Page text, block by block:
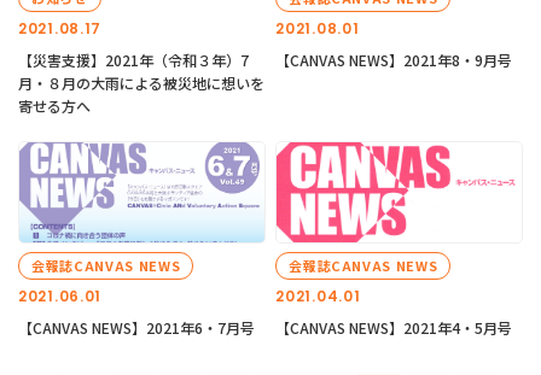
2021.08.17
【災害支援】2021年（令和３年）7
月・８月の大雨による被災地に想いを
寄せる方へ
2021.08.01
【CANVAS NEWS】2021年8・9月号
2021.06.01
会報誌CANVAS NEWS
【CANVAS NEWS】2021年6・7月号
2021.04.01
会報誌CANVAS NEWS
【CANVAS NEWS】2021年4・5月号